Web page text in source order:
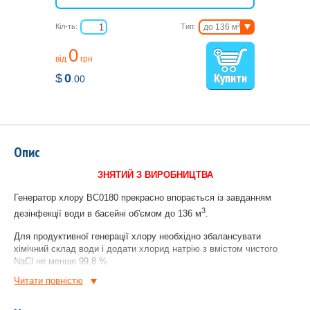
від 0 грн
$0 .00
Кіл-ть: Тип:
до 136 м³
до 68 м³
Опис
ЗНЯТИЙ З ВИРОБНИЦТВА
Генератор хлору BC0180 прекрасно впорається із завданням
дезінфекції води в басейні об'ємом до 136 м3.
Для продуктивної генерації хлору необхідно збалансувати
хімічний склад води і додати хлорид натрію з вмістом чистого
NaCl не менше 99,8 %.
Принцип роботи хлоргенератора
Полягає в перетворенні солі під впливом електричного струму в
Читати повнiстю